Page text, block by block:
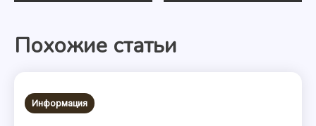
записям
Похожие статьи
Информация